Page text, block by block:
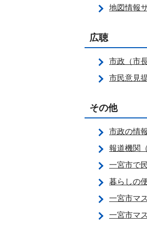
地図情報
広聴
市政（市
市民意見
その他
市政の情
報道機関
一宮市で
暮らしの
一宮市マ
一宮市マ